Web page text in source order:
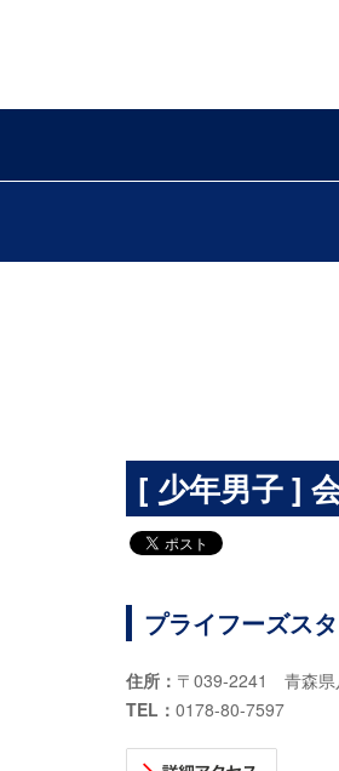
[ 少年男子 ]
プライフーズス
住所： 〒039-2241 青森県
TEL： 0178-80-7597